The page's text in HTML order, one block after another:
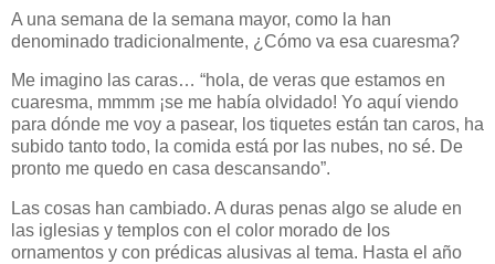
A una semana de la semana mayor, como la han
denominado tradicionalmente, ¿Cómo va esa cuaresma?
Me imagino las caras… “hola, de veras que estamos en
cuaresma, mmmm ¡se me había olvidado! Yo aquí viendo
para dónde me voy a pasear, los tiquetes están tan caros, ha
subido tanto todo, la comida está por las nubes, no sé. De
pronto me quedo en casa descansando”.
Las cosas han cambiado. A duras penas algo se alude en
las iglesias y templos con el color morado de los
ornamentos y con prédicas alusivas al tema. Hasta el año